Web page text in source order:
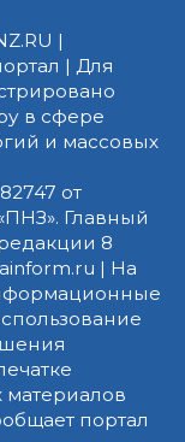
|
| Для
в сфере
и массовых
от
Главный
8
| На
портал